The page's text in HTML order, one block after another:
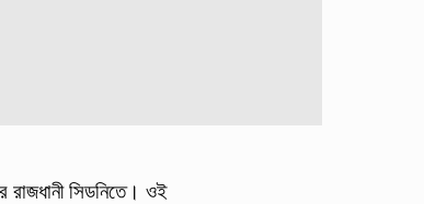
রাজধানী সিডনিতে। ওই